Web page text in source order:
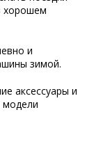
хорошем
и
зимой.
аксессуары и
модели